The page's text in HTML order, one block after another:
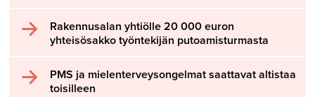
Rakennusalan yhtiölle 20 000 euron
yhteisösakko työntekijän putoamisturmasta
PMS ja mielenterveysongelmat saattavat altistaa
toisilleen